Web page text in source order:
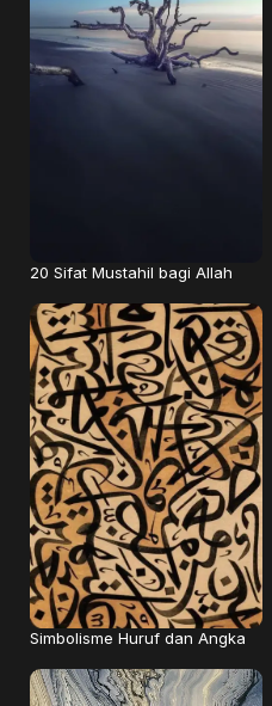
20 Sifat Mustahil bagi Allah
Simbolisme Huruf dan Angka